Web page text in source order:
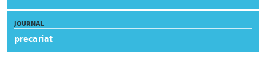
JOURNAL
precariat